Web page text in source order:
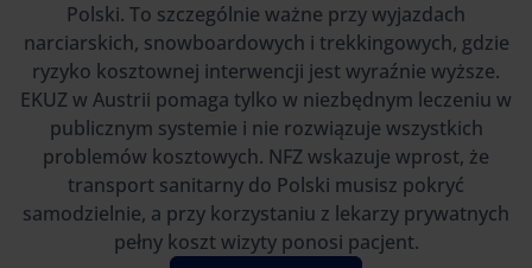
Polski. To szczególnie ważne przy wyjazdach
narciarskich, snowboardowych i trekkingowych, gdzie
ryzyko kosztownej interwencji jest wyraźnie wyższe.
EKUZ w Austrii pomaga tylko w niezbędnym leczeniu w
publicznym systemie i nie rozwiązuje wszystkich
problemów kosztowych. NFZ wskazuje wprost, że
transport sanitarny do Polski musisz pokryć
samodzielnie, a przy korzystaniu z lekarzy prywatnych
pełny koszt wizyty ponosi pacjent.